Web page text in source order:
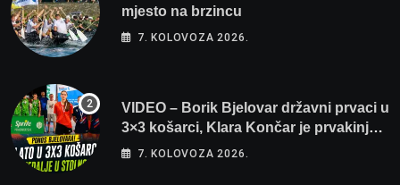
mjesto na brzincu
7. KOLOVOZA 2026.
VIDEO – Borik Bjelovar državni prvaci u
3×3 košarci, Klara Končar je prvakinja
Hrvatske u stolnom tenisu!
7. KOLOVOZA 2026.